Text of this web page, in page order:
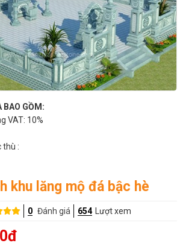
BAO GỒM:
VAT: 10%
thù :
khu lăng mộ đá bậc hè
0 Đánh giá 654 Lượt xem